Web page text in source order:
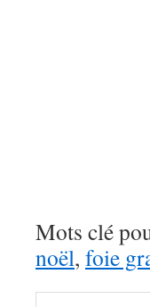
Mots clé
noël, foie